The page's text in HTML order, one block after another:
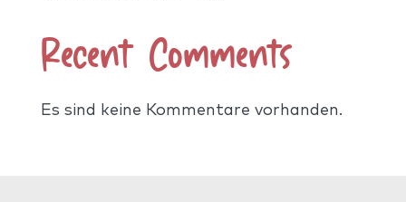
Recent Comments
Es sind keine Kommentare vorhanden.